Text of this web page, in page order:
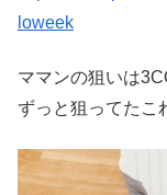
loweek
ママンの狙いは
ずっと狙ってたこ